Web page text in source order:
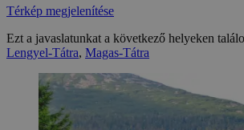
Térkép megjelenítése
Ezt a javaslatunkat a következő helyeken
Lengyel-Tátra, Magas-Tátra